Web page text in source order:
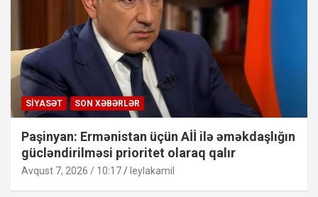
SIYASƏT SON XƏBƏRLƏR
Paşinyan: Ermənistan üçün Aİİ ilə əməkdaşlığın
gücləndirilməsi prioritet olaraq qalır
Avqust 7, 2026 / 10:17 leylakamil